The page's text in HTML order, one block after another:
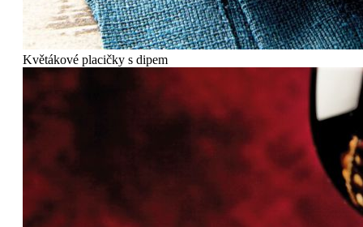
Květákové placičky s dipem